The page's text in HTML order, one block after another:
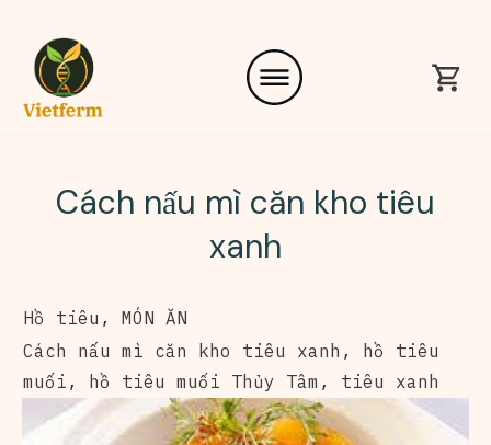
Cách nấu mì căn kho tiêu
xanh
Hồ tiêu , MÓN ĂN
Cách nấu mì căn kho tiêu xanh , hồ tiêu
muối , hồ tiêu muối Thủy Tâm , tiêu xanh